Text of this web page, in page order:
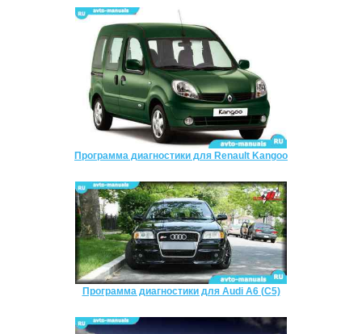
Программа диагностики для Renault Kangoo
Программа диагностики для Audi A6 (C5)